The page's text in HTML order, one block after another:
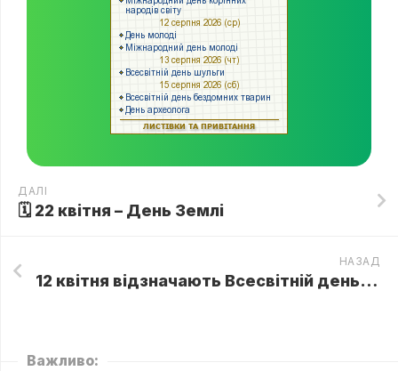
ДАЛІ
🗓 22 квітня – День Землі
НАЗАД
12 квітня відзначають Всесвітній день авіації і космонавтики, Міжнародний день польоту людини в космос 🚀
Важливо: